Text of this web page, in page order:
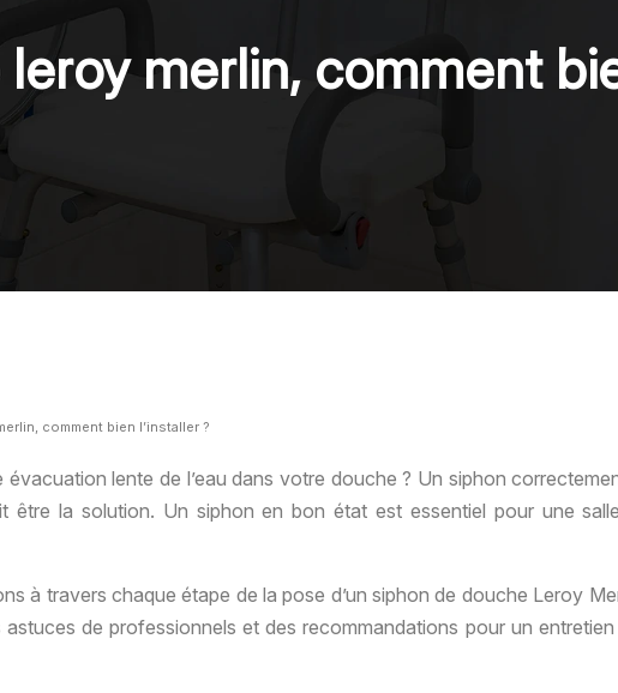
merlin, comment
comment bien l’installer ?
évacuation lente de l’eau dans votre douche ? Un siphon
être la solution. Un siphon en bon état est essentiel pour une
à travers chaque étape de la pose d’un siphon de douche Leroy
astuces de professionnels et des recommandations pour un